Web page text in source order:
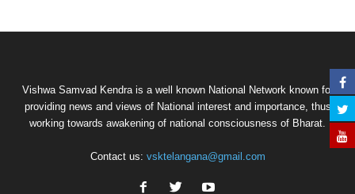
Vishwa Samvad Kendra is a well known National Network known for
providing news and views of National interest and importance, thus
working towards awakening of national consciousness of Bharat.
Contact us: vsktelangana@gmail.com